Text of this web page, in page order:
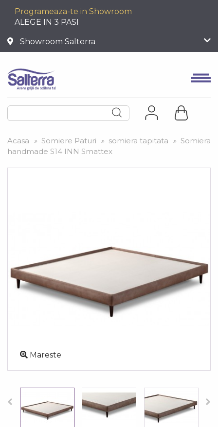
Programeaza-te in Showroom
ALEGE IN 3 PASI
Showroom Salterra
Acasa » Somiere Paturi » somiera tapitata » Somiera
handmade S14 INN Smattex
Mareste